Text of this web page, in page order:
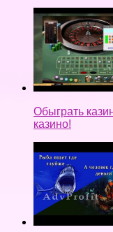
Обыграть
казино!